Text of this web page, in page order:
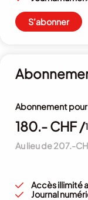
S’abonner
Abonnement pour
180.- CHF /
Au lieu de 207.-
Accès illimité
Journal